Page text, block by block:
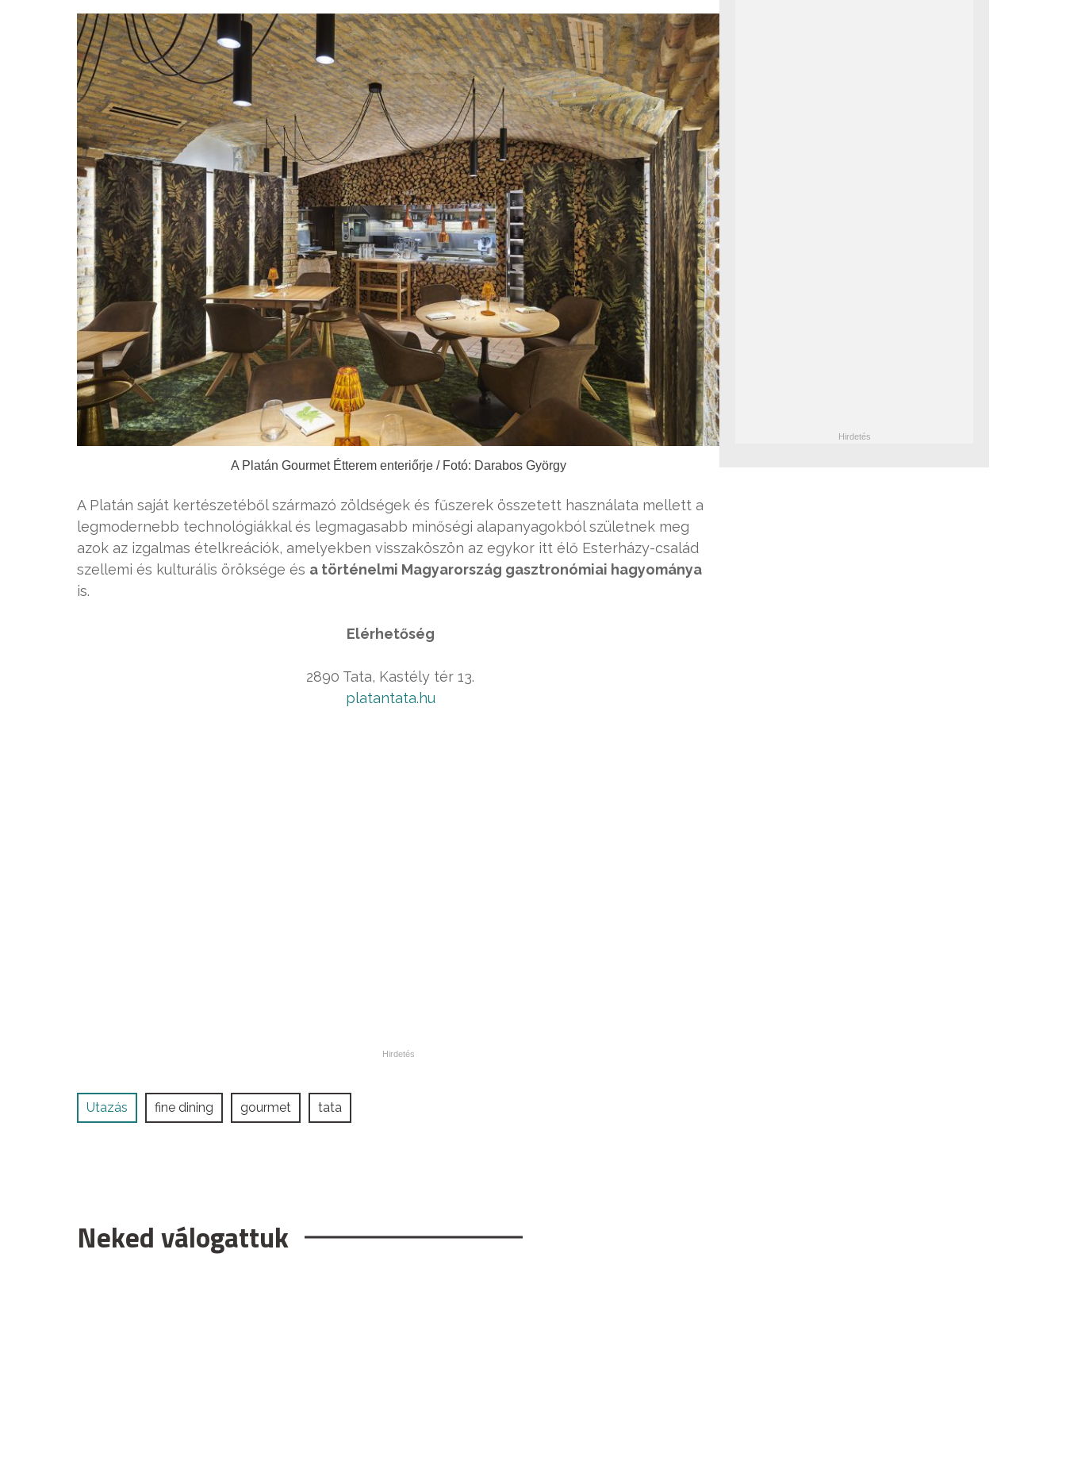
A Platán Gourmet Étterem enteriőrje / Fotó: Darabos György
A Platán saját kertészetéből származó zöldségek és fűszerek összetett használata mellett a
legmodernebb technológiákkal és legmagasabb minőségi alapanyagokból születnek meg
azok az izgalmas ételkreációk, amelyekben visszaköszön az egykor itt élő Esterházy-család
szellemi és kulturális öröksége és a történelmi Magyarország gasztronómiai hagyománya
is.
Elérhetőség
2890 Tata, Kastély tér 13.
platantata.hu
Utazás fine dining gourmet tata
Neked válogattuk